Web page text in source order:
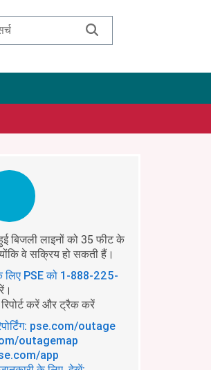
बिजली लाइनों को 35 फीट के
वे सक्रिय हो सकती हैं।
लिए PSE को 1-888-225-
करें और ट्रैक करें
pse.com/outage
outagemap
app